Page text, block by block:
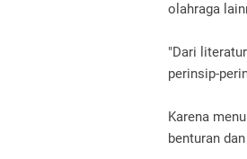
olahraga
"Dari
perinsip-
Karena
benturan